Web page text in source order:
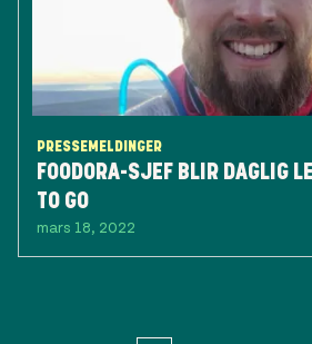
PRESSEMELDINGER
FOODORA-SJEF BLIR DAGLIG
TO GO
mars 18, 2022